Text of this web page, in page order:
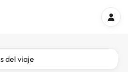
del viaje